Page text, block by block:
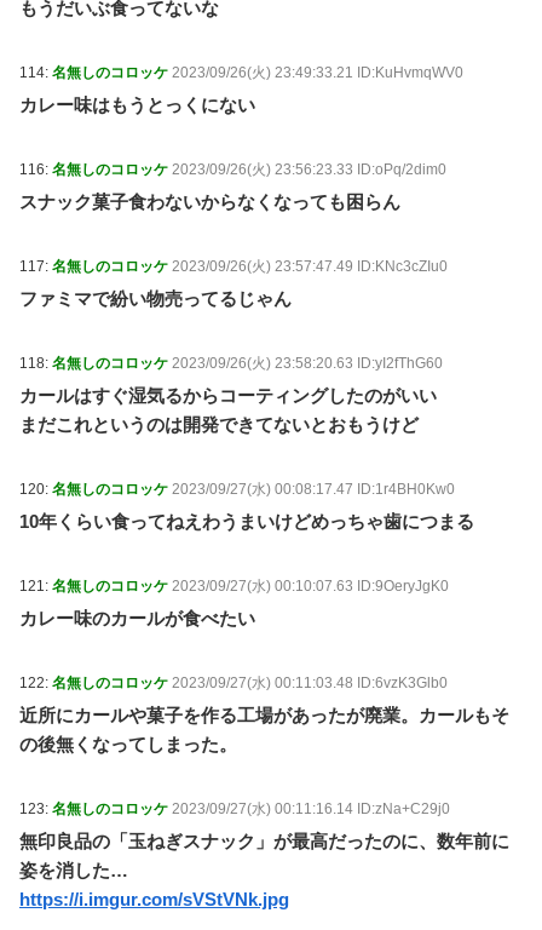
もうだいぶ食ってないな
114: 名無しのコロッケ 2023/09/26(火) 23:49:33.21 ID:KuHvmqWV0
カレー味はもうとっくにない
116: 名無しのコロッケ 2023/09/26(火) 23:56:23.33 ID:oPq/2dim0
スナック菓子食わないからなくなっても困らん
117: 名無しのコロッケ 2023/09/26(火) 23:57:47.49 ID:KNc3cZIu0
ファミマで紛い物売ってるじゃん
118: 名無しのコロッケ 2023/09/26(火) 23:58:20.63 ID:yI2fThG60
カールはすぐ湿気るからコーティングしたのがいい
まだこれというのは開発できてないとおもうけど
120: 名無しのコロッケ 2023/09/27(水) 00:08:17.47 ID:1r4BH0Kw0
10年くらい食ってねえわうまいけどめっちゃ歯につまる
121: 名無しのコロッケ 2023/09/27(水) 00:10:07.63 ID:9OeryJgK0
カレー味のカールが食べたい
122: 名無しのコロッケ 2023/09/27(水) 00:11:03.48 ID:6vzK3Glb0
近所にカールや菓子を作る工場があったが廃業。カールもそ
の後無くなってしまった。
123: 名無しのコロッケ 2023/09/27(水) 00:11:16.14 ID:zNa+C29j0
無印良品の「玉ねぎスナック」が最高だったのに、数年前に
姿を消した…
https://i.imgur.com/sVStVNk.jpg